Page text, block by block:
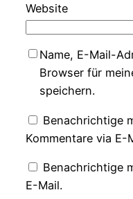
Website
Name, E-Mail-
Browser für
speichern.
Benachrichtige
Kommentare via E-
Benachrichtige
E-Mail.